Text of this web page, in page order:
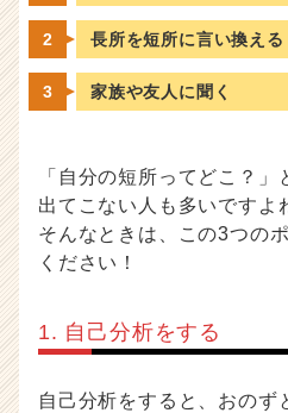
長所を短所に言い換える
家族や友人に聞く
「自分の短所ってどこ？
出てこない人も多いですよ
そんなときは、この3つの
ください！
1. 自己分析をする
自己分析をすると、おのず